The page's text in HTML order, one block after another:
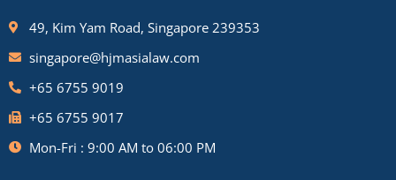
49, Kim Yam Road, Singapore 239353
singapore@hjmasialaw.com
+65 6755 9019
+65 6755 9017
Mon-Fri : 9:00 AM to 06:00 PM